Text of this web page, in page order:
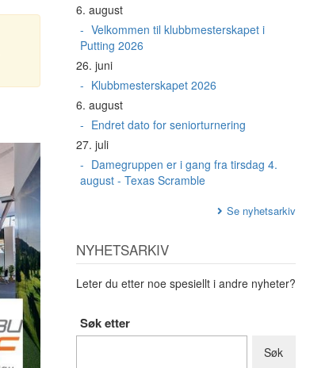
6. august
Velkommen til klubbmesterskapet i
Putting 2026
26. juni
Klubbmesterskapet 2026
6. august
Endret dato for seniorturnering
27. juli
Damegruppen er i gang fra tirsdag 4.
august - Texas Scramble
Se nyhetsarkiv
NYHETSARKIV
Leter du etter noe spesiellt i andre nyheter?
Søk etter